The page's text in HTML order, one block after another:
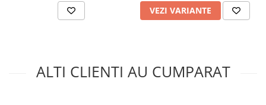
VEZI VARIANTE
ALTI CLIENTI AU CUMPARAT